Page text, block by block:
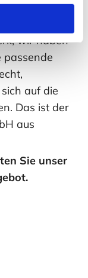
oder mit
wir haben
passende
auf die
Das ist der
aus
Sie unser